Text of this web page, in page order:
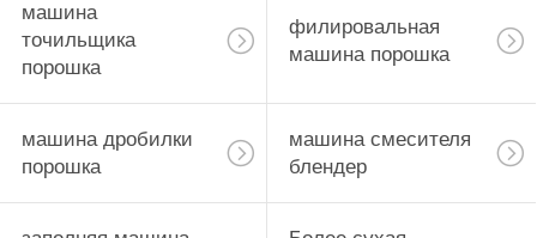
машина
точильщика
порошка
филировальная
машина порошка
машина дробилки
порошка
машина смесителя
блендер